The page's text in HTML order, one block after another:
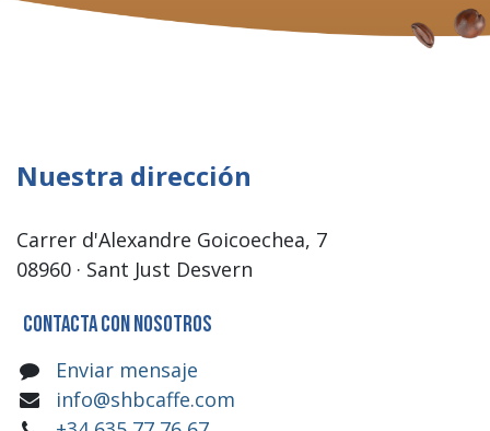
Nuestra dirección
Carrer d'Alexandre Goicoechea, 7
08960 · Sant Just Desvern
Contacta con nosotros
Enviar mensaje
info@shbcaffe.com